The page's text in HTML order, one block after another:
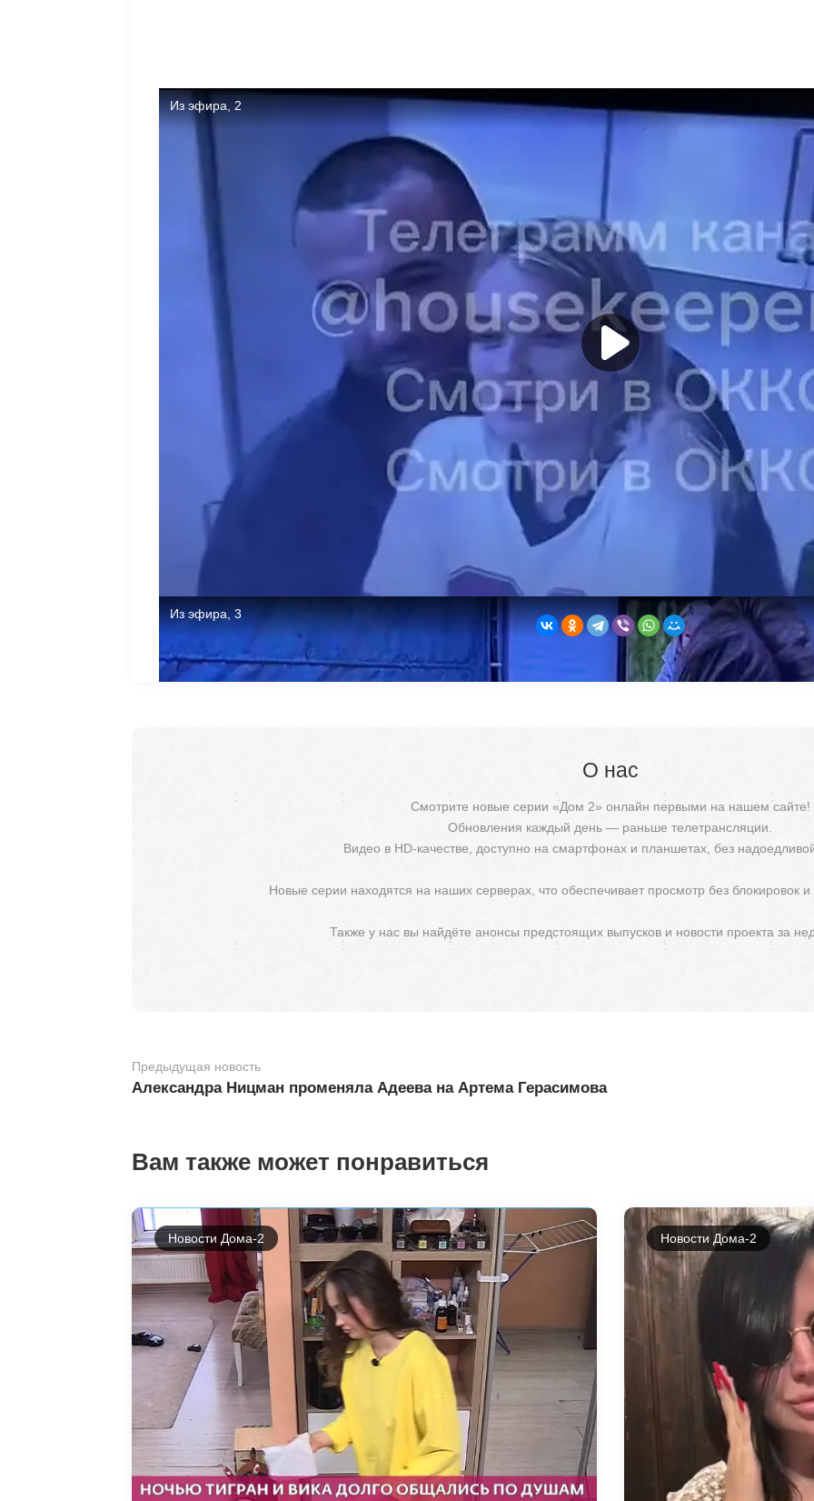
О нас
Смотрите новые серии «Дом 2» онлайн первыми на нашем сайте!
Обновления каждый день — раньше телетрансляции.
Видео в HD-качестве, доступно на смартфонах и планшетах, без
Новые серии находятся на наших серверах, что обеспечивает просмотр без блокировок
Также у нас вы найдёте анонсы предстоящих выпусков и новости проекта за
Предыдущая новость
Александра Ницман променяла Адеева на Артема Герасимова
Вам также может понравиться
Новости Дома-2 Новости Дома-2